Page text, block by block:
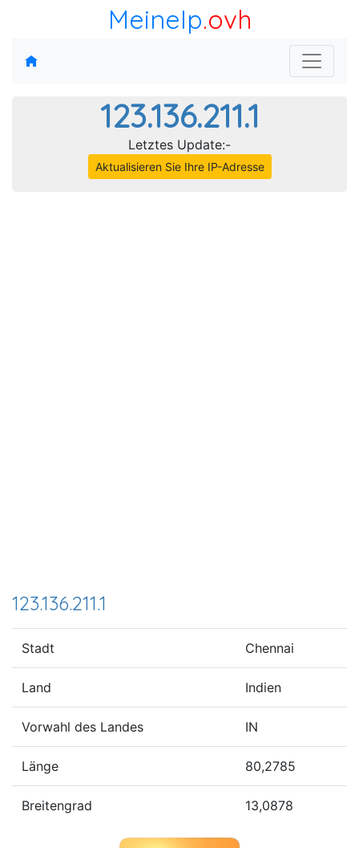
MeineIp.ovh
123.136.211.1
Letztes Update:-
Aktualisieren Sie Ihre IP-Adresse
123.136.211.1
Stadt Chennai
Land Indien
Vorwahl des Landes IN
Länge 80,2785
Breitengrad 13,0878